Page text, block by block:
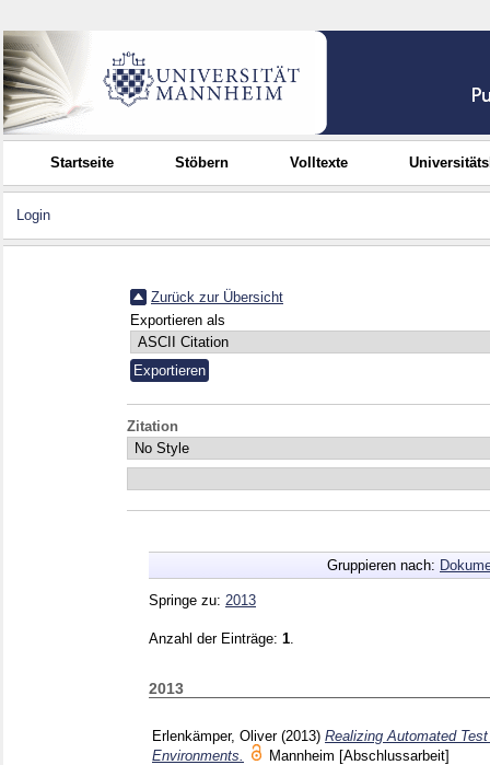
Startseite Stöbern Volltexte
Login
Zurück zur Übersicht
Exportieren als
Zitation
Gruppieren nach:
Springe zu: 2013
Anzahl der Einträge: 1
2013
Erlenkämper, Oliver (2013) Realizing Automated
Environments.
Mannheim [Abschlussarbeit]